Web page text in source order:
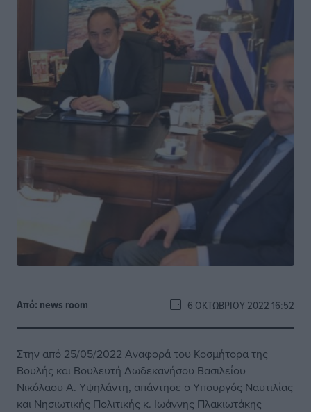
Από: news room 6 ΟΚΤΩΒΡΊΟΥ 2022 16:52
Στην από 25/05/2022 Αναφορά του Κοσμήτορα της
Βουλής και Βουλευτή Δωδεκανήσου Βασιλείου
Νικόλαου Α. Υψηλάντη, απάντησε ο Υπουργός Ναυτιλίας
και Νησιωτικής Πολιτικής κ. Ιωάννης Πλακιωτάκης